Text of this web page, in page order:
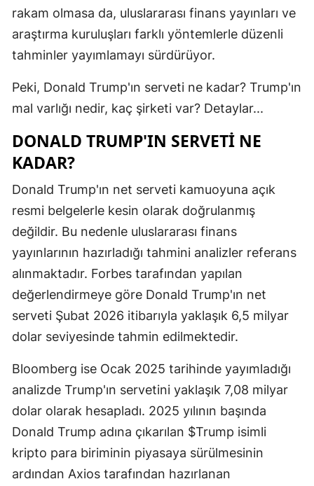
Hatay
Isparta
İstanbul
Kars
Kocaeli
Konya
Malatya
Manisa
rakam olmasa da, uluslararası finans yayınları ve
araştırma kuruluşları farklı yöntemlerle düzenli
tahminler yayımlamayı sürdürüyor.
Peki, Donald Trump'ın serveti ne kadar? Trump'ın
mal varlığı nedir, kaç şirketi var? Detaylar...
DONALD TRUMP'IN SERVETI NE
KADAR?
Donald Trump'ın net serveti kamuoyuna açık
resmi belgelerle kesin olarak doğrulanmış
değildir. Bu nedenle uluslararası finans
yayınlarının hazırladığı tahmini analizler referans
alınmaktadır. Forbes tarafından yapılan
değerlendirmeye göre Donald Trump'ın net
serveti Şubat 2026 itibarıyla yaklaşık 6,5 milyar
dolar seviyesinde tahmin edilmektedir.
Bloomberg ise Ocak 2025 tarihinde yayımladığı
analizde Trump'ın servetini yaklaşık 7,08 milyar
dolar olarak hesapladı. 2025 yılının başında
Donald Trump adına çıkarılan $Trump isimli
kripto para biriminin piyasaya sürülmesinin
ardından Axios tarafından hazırlanan